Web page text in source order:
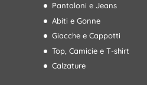
Pantaloni e Jeans
Abiti e Gonne
Giacche e Cappotti
Top, Camicie e T-shirt
Calzature